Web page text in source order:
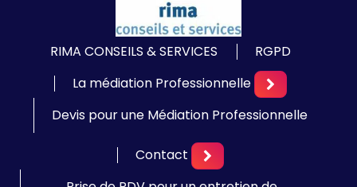
RIMA CONSEILS & SERVICES
RGPD
La médiation Professionnelle
Devis pour une Médiation Professionnelle
Contact